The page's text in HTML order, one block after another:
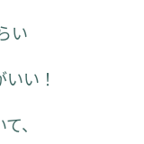
い
い！
、